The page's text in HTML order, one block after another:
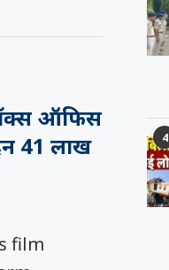
ऑफिस
41 लाख
film
4